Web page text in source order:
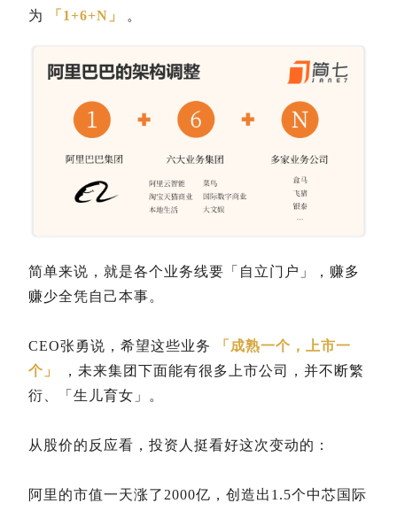
为
「1+6+N」 。
简单来说，就是各个业务线要「自立门户」，赚多
赚少全凭自己本事。
CEO张勇说，希望这些业务
「成熟一个，上市一
个」
，未来集团下面能有很多上市公司，并不断繁
衍、「生儿育女」。
从股价的反应看，投资人挺看好这次变动的：
阿里的市值一天涨了2000亿，创造出1.5个中芯国际